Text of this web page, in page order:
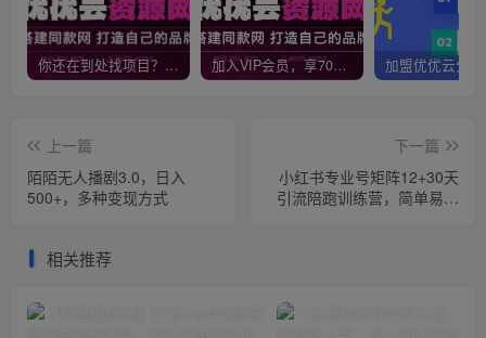
你还在到处找项目？还在当韭菜？我靠网创资源站一个月收入5万+，曾经我也是个失败者。 加入VIP会员，享70%的推广提成，免费学习多种网上创业课程，菜鸟秒变大神！
上一篇
陌陌无人播剧3.0，日入
500+，多种变现方式
下一篇
小红书专业号矩阵12+30天
引流陪跑训练营，简单易操
相关推荐